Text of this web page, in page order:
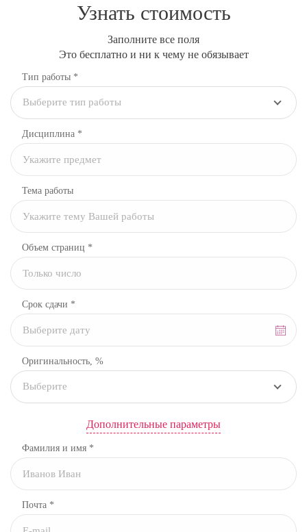
Узнать стоимость
Заполните все поля
Это бесплатно и ни к чему не обязывает
Тип работы *
Выберите тип работы
Дисциплина *
Тема работы
Объем страниц *
Срок сдачи *
Оригинальность, %
Выберите
Дополнительные параметры
Фамилия и имя *
Почта *